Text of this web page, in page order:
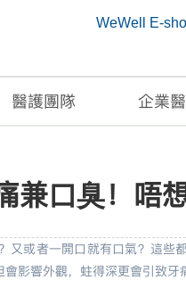
WeWell E-
醫護團隊 企業
痛兼口臭
兼口臭！唔
又或者一開口就有口氣？這些
影響外觀，蛀得深更會引致牙